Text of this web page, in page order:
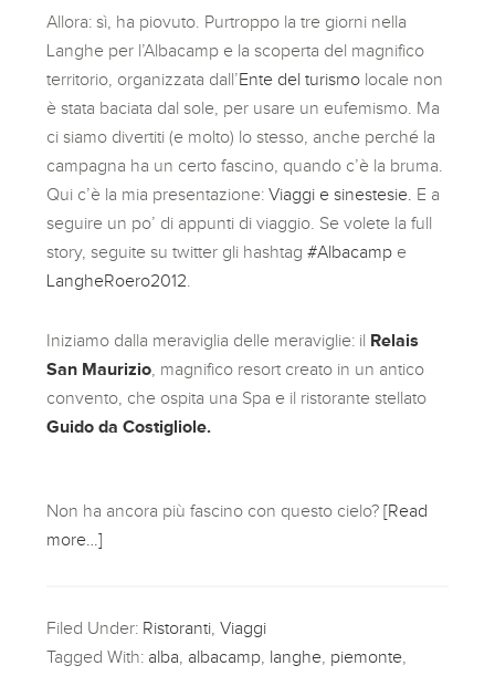
Allora: sì, ha piovuto. Purtroppo la tre giorni nella
Langhe per l’Albacamp e la scoperta del magnifico
territorio, organizzata dall’Ente del turismo locale non
è stata baciata dal sole, per usare un eufemismo. Ma
ci siamo divertiti (e molto) lo stesso, anche perché la
campagna ha un certo fascino, quando c’è la bruma.
Qui c’è la mia presentazione:Viaggi e sinestesie. E a
seguire un po’ di appunti di viaggio. Se volete la full
story, seguite su twitter gli hashtag#Albacamp e
LangheRoero2012
Iniziamo dalla meraviglia delle meraviglie: il Relais
San Maurizio , magnifico resort creato in un antico
convento, che ospita una Spa e il ristorante stellato
Guido da Costigliole.
Non ha ancora più fascino con questo cielo?[Read
more…]
Filed Under: Ristoranti ,Viaggi
Tagged With: alba albacamp langhe piemonte